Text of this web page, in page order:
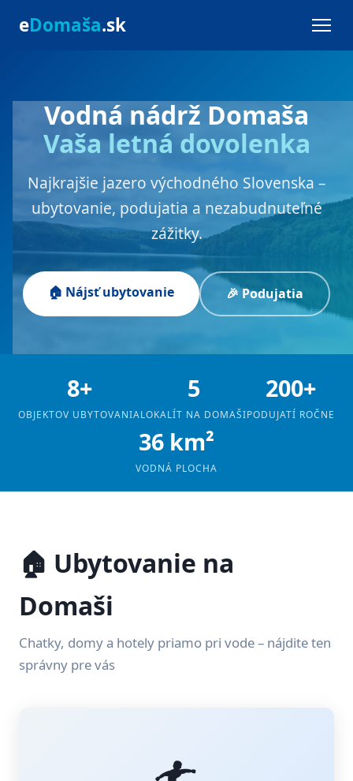
eDomaša.sk
Vodná nádrž Domaša
Vaša letná dovolenka
Najkrajšie jazero východného Slovenska –
ubytovanie, podujatia a nezabudnuteľné
zážitky.
🏠 Nájsť ubytovanie 🎉 Podujatia
8+
OBJEKTOV UBYTOVANIA
5
LOKALÍT NA DOMAŠI
200+
PODUJATÍ ROČNE
36 km²
VODNÁ PLOCHA
🏠 Ubytovanie na
Domaši
Chatky, domy a hotely priamo pri vode – nájdite ten
správny pre vás